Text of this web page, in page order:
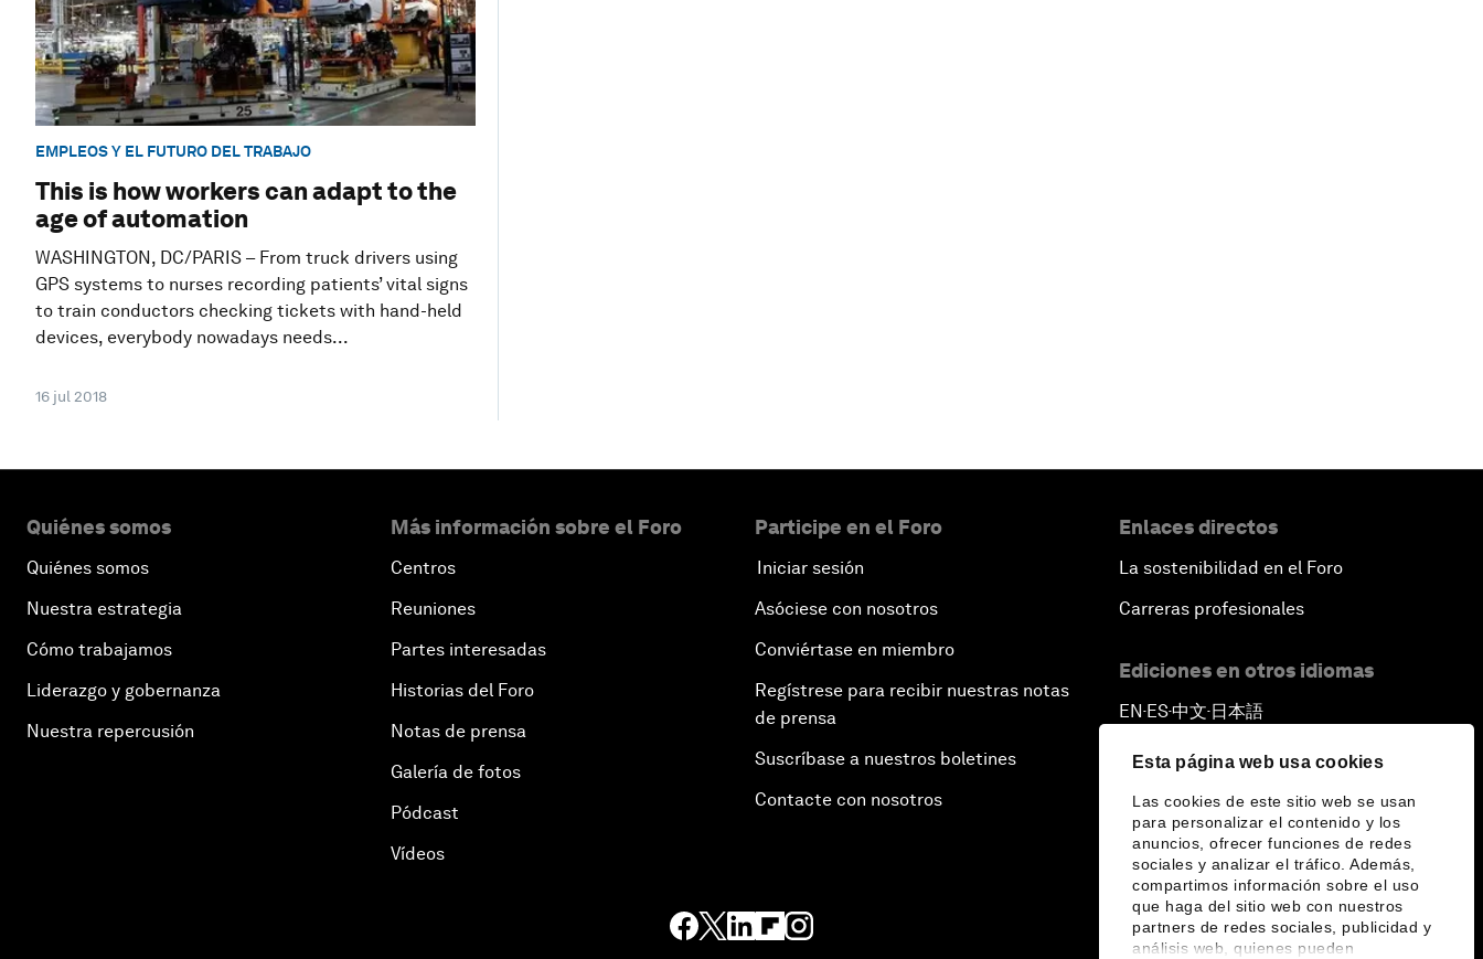
Esta página web usa cookies
Las cookies de este sitio web se usan
para personalizar el contenido y los
anuncios, ofrecer funciones de redes
sociales y analizar el tráfico. Además,
compartimos información sobre el uso
que haga del sitio web con nuestros
partners de redes sociales, publicidad y
análisis web, quienes pueden
EMPLEOS Y EL FUTURO DEL TRABAJO
This is how workers can adapt to the
age of automation
WASHINGTON, DC/PARIS – From truck drivers using
GPS systems to nurses recording patients’ vital signs
to train conductors checking tickets with hand-held
devices, everybody nowadays needs...
16 jul 2018
Quiénes somos
Quiénes somos
Nuestra estrategia
Cómo trabajamos
Liderazgo y gobernanza
Nuestra repercusión
Más información sobre el Foro
Centros
Reuniones
Partes interesadas
Historias del Foro
Notas de prensa
Galería de fotos
Pódcast
Vídeos
Participe en el Foro
Iniciar sesión
Asóciese con nosotros
Conviértase en miembro
Regístrese para recibir nuestras notas
de prensa
Suscríbase a nuestros boletines
Contacte con nosotros
Enlaces directos
La sostenibilidad en el Foro
Carreras profesionales
Ediciones en otros idiomas
EN ▪ ES▪中文▪ 日本語